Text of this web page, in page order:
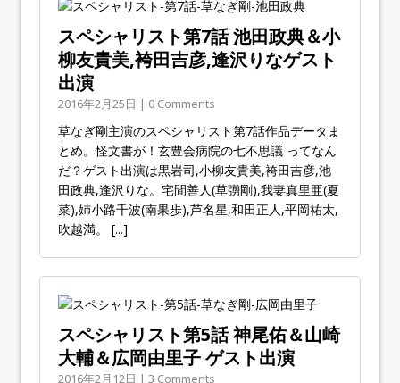
スペシャリスト第7話 池田政典＆小
柳友貴美,袴田吉彦,逢沢りなゲスト
出演
2016年2月25日 | 0 Comments
草なぎ剛主演のスペシャリスト第7話作品データま
とめ。怪文書が！玄豊会病院の七不思議 ってなん
だ？ゲスト出演は黒岩司,小柳友貴美,袴田吉彦,池
田政典,逢沢りな。宅間善人(草彅剛),我妻真里亜(夏
菜),姉小路千波(南果歩),芦名星,和田正人,平岡祐太,
吹越満。 [...]
スペシャリスト第5話 神尾佑＆山崎
大輔＆広岡由里子 ゲスト出演
2016年2月12日 | 3 Comments